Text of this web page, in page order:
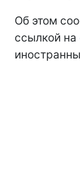
Об этом
ссылкой на